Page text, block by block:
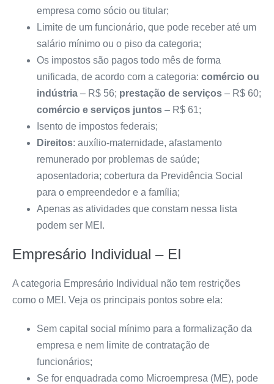
empresa como sócio ou titular;
Limite de um funcionário, que pode receber até um
salário mínimo ou o piso da categoria;
Os impostos são pagos todo mês de forma
unificada, de acordo com a categoria: comércio ou
indústria – R$ 56; prestação de serviços – R$ 60;
comércio e serviços juntos – R$ 61;
Isento de impostos federais;
Direitos: auxílio-maternidade, afastamento
remunerado por problemas de saúde;
aposentadoria; cobertura da Previdência Social
para o empreendedor e a família;
Apenas as atividades que constam nessa lista
podem ser MEI.
Empresário Individual – EI
A categoria Empresário Individual não tem restrições
como o MEI. Veja os principais pontos sobre ela:
Sem capital social mínimo para a formalização da
empresa e nem limite de contratação de
funcionários;
Se for enquadrada como Microempresa (ME), pode